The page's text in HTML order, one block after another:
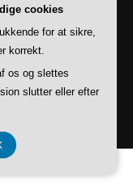
Boliger
cookies
for at sikre,
korrekt.
os og slettes
slutter eller efter